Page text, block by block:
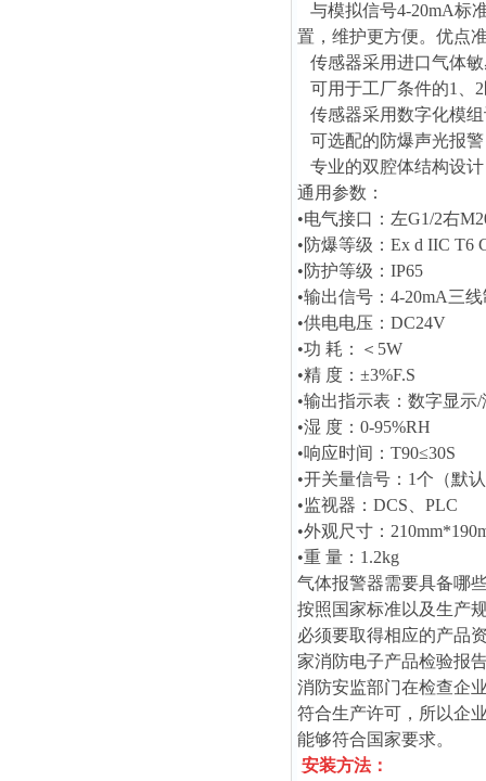
与模拟信号4-20mA标
置，维护更方便。优点
传感器采用进口气体
可用于工厂条件的1、
传感器采用数字化模
可选配的防爆声光报
专业的双腔体结构设
通用参数：
•电气接口：左G1/2右
•防爆等级：Ex d IIC T6
•防护等级：IP65
•输出信号：4-20mA三
•供电电压：DC24V
•功 耗：＜5W
•精 度：±3%F.S
•输出指示表：数字显示
•湿 度：0-95%RH
•响应时间：T90≤30S
•开关量信号：1个（默
•监视器：DCS、PLC
•外观尺寸：
•重 量：1.2kg
气体报警器需要具备哪
按照国家标准以及生产
必须要取得相应的产品
家消防电子产品检验报
消防安监部门在检查企
符合生产许可，所以企
能够符合国家要求。
安装方法：